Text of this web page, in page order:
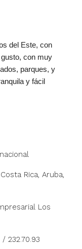
del Este, con
con muy
parques, y
y fácil
Rica, Aruba,
Los
232.70.93